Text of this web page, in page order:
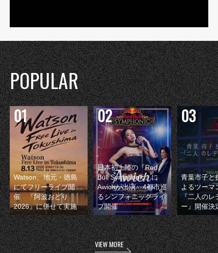
POPULAR
Watson、地元・徳島
にてフリーライブ開
催 『阿波おどり
2026』に併せて実施
日本初上陸の『Red
Bull Symphonic』に
Awichが出演 4都市巡
るシンフォニックライ
ブ開催
青葉市子と
よるツーマ
『二人のレ
ー』開催決
VIEW MORE